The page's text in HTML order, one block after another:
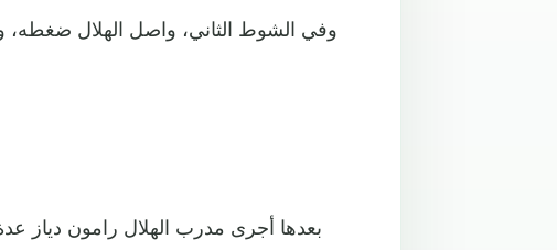
وفي الشوط الثاني، واصل الهلال ضغطه،
بعدها أجرى مدرب الهلال رامون دياز